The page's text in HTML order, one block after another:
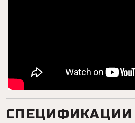
СПЕЦИФИКАЦИИ